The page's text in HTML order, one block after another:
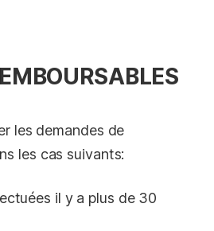
les demandes de
les cas suivants:
il y a plus de 30